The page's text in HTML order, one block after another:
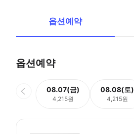
옵션예약
옵션예약
08.07(금)
4,215원
08.08(토)
4,215원